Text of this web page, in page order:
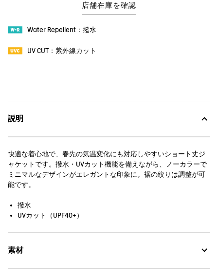
店舗在庫を確認
Water Repellent：撥水
UV CUT：紫外線カット
説明
快適な着心地で、春先の気温変化にも対応しやすいショート丈ジ
ャケットです。撥水・UVカット機能を備えながら、ノーカラーで
ミニマルなデザインがエレガントな印象に。裾の絞りは調整が可
能です。
撥水
UVカット（UPF40+）
素材